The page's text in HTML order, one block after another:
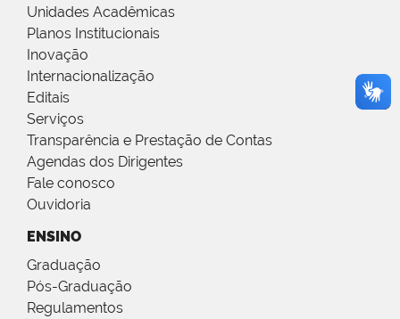
Unidades Acadêmicas
Planos Institucionais
Inovação
Internacionalização
Editais
Serviços
Transparência e Prestação de Contas
Agendas dos Dirigentes
Fale conosco
Ouvidoria
ENSINO
Graduação
Pós-Graduação
Regulamentos